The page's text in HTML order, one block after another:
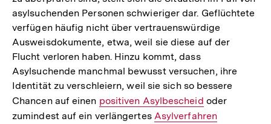
asylsuchenden Personen schwieriger dar. Geflüchtete
verfügen häufig nicht über vertrauenswürdige
Ausweisdokumente, etwa, weil sie diese auf der
Flucht verloren haben. Hinzu kommt, dass
Asylsuchende manchmal bewusst versuchen, ihre
Identität zu verschleiern, weil sie sich so bessere
Chancen auf einen Interner
Link:
positiven Asylbescheid oder
zumindest auf ein verlängertes Interner
Asylverfahren